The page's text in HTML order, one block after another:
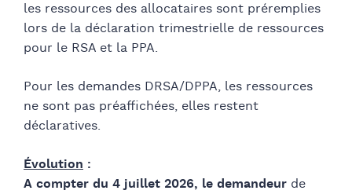
les ressources des allocataires sont préremplies
lors de la déclaration trimestrielle de ressources
pour le RSA et la PPA.
Pour les demandes DRSA/DPPA, les ressources
ne sont pas préaffichées, elles restent
déclaratives.
Évolution :
A compter du 4 juillet 2026, le demandeur de